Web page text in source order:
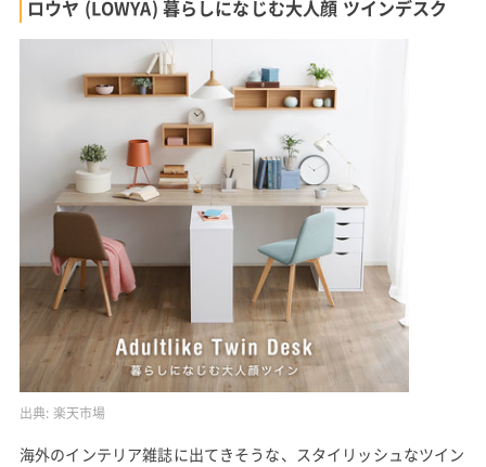
ロウヤ (LOWYA) 暮らしになじむ大人顔 ツインデスク
出典: 楽天市場
海外のインテリア雑誌に出てきそうな、スタイリッシュなツイン